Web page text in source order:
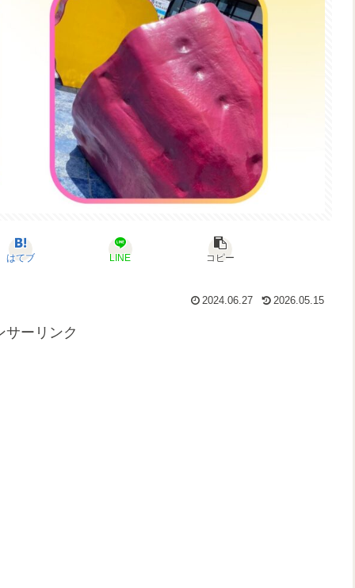
はてブ LINE コピー
2024.06.27 2026.05.15
サーリンク